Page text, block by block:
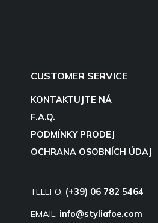
CUSTOMER SERVICE
KONTAKTUJTE NÁ
F.A.Q.
PODMÍNKY PRODEJ
OCHRANA OSOBNÍCH ÚDAJ
TELEFO: (+39) 06 782 5464
EMAIL: info@styliafoe.com